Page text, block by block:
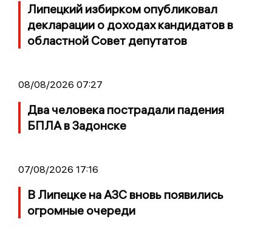
Липецкий избирком опубликовал
декларации о доходах кандидатов в
областной Совет депутатов
08/08/2026 07:27
Два человека пострадали падения
БПЛА в Задонске
07/08/2026 17:16
В Липецке на АЗС вновь появились
огромные очереди